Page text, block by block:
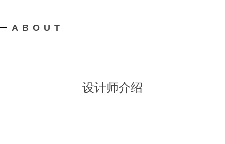
ABOUT
设计师介绍